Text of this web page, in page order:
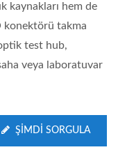
kaynakları hem de
konektörü takma
test hub,
veya laboratuvar
ŞIMDI SORGULA